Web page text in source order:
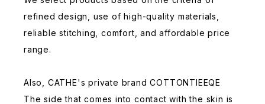
refined design, use of high-quality materials,
reliable stitching, comfort, and affordable price
range.
Also, CATHE's private brand COTTONTIEEQE
The side that comes into contact with the skin is